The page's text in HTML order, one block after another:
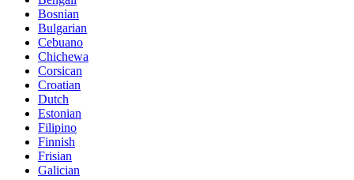
Bosnian
Bulgarian
Cebuano
Chichewa
Corsican
Croatian
Dutch
Estonian
Filipino
Finnish
Frisian
Galician